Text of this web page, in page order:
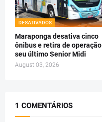
DESATIVADOS
Maraponga desativa cinco
ônibus e retira de operação
seu último Senior Midi
August 03, 2026
1 COMENTÁRIOS